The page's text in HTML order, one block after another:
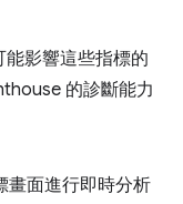
能影響這些指標的
的診斷能力
畫面進行即時分析